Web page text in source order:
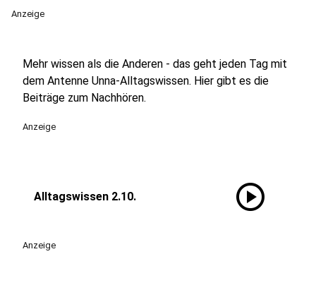
Anzeige
Mehr wissen als die Anderen - das geht jeden Tag mit
dem Antenne Unna-Alltagswissen. Hier gibt es die
Beiträge zum Nachhören.
Anzeige
Alltagswissen 2.10. play_circle
Anzeige